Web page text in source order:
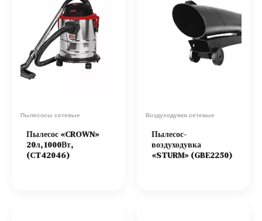
Пылесосы сетевые
Пылесос «CROWN»
20л, 1000Вт,
(CT42046)
Воздуходувки сетевые
Пылесос-
воздуходувка
«STURM» (GBE2250)